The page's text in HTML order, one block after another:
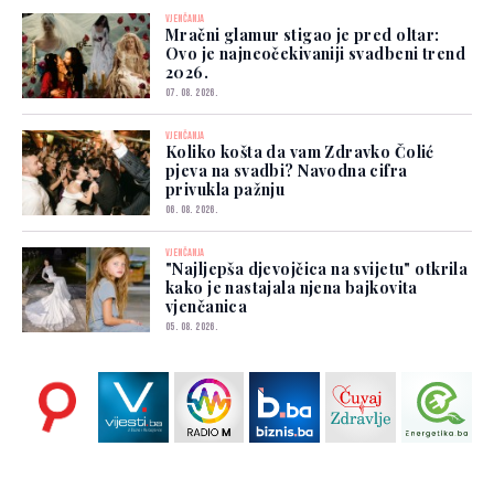
VJENČANJA
Mračni glamur stigao je pred oltar:
Ovo je najneočekivaniji svadbeni trend
2026.
07. 08. 2026.
VJENČANJA
Koliko košta da vam Zdravko Čolić
pjeva na svadbi? Navodna cifra
privukla pažnju
06. 08. 2026.
VJENČANJA
"Najljepša djevojčica na svijetu" otkrila
kako je nastajala njena bajkovita
vjenčanica
05. 08. 2026.